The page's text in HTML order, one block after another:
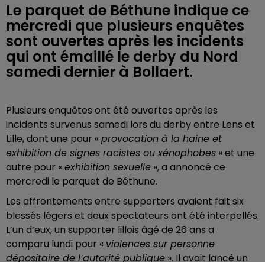
Le parquet de Béthune indique ce
mercredi que plusieurs enquêtes
sont ouvertes après les incidents
qui ont émaillé le derby du Nord
samedi dernier à Bollaert.
Plusieurs enquêtes ont été ouvertes après les
incidents survenus samedi lors du derby entre Lens et
Lille, dont une pour «provocation à la haine et
exhibition de signes racistes ou xénophobes » et une
autre pour «exhibition sexuelle », a annoncé ce
mercredi le parquet de Béthune.
Les affrontements entre supporters avaient fait six
blessés légers et deux spectateurs ont été interpellés.
L’un d’eux, un supporter lillois âgé de 26 ans a
comparu lundi pour « violences sur personne
dépositaire de l’autorité publique ». Il avait lancé un